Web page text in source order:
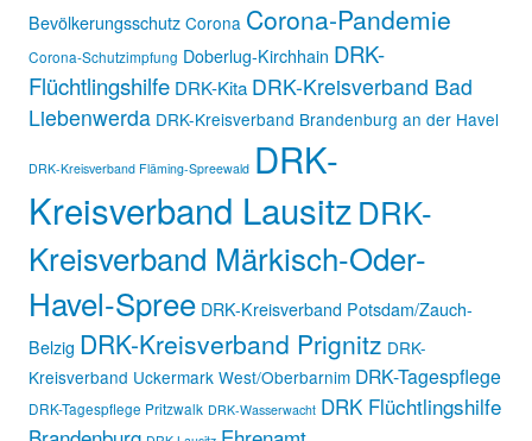
Bevölkerungsschutz Corona Corona-Pandemie
Corona-Schutzimpfung Doberlug-Kirchhain DRK-
Flüchtlingshilfe DRK-Kita DRK-Kreisverband Bad
Liebenwerda DRK-Kreisverband Brandenburg an der Havel
DRK-Kreisverband Fläming-Spreewald DRK-
Kreisverband LausitzDRK-
Kreisverband Märkisch-Oder-
Havel-Spree DRK-Kreisverband Potsdam/Zauch-
Belzig DRK-Kreisverband Prignitz DRK-
Kreisverband Uckermark West/Oberbarnim DRK-Tagespflege
DRK-Tagespflege Pritzwalk DRK-Wasserwacht DRK Flüchtlingshilfe